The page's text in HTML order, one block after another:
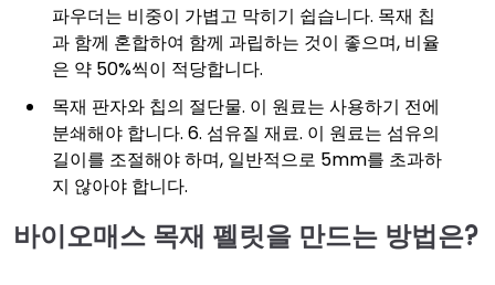
파우더는 비중이 가볍고 막히기 쉽습니다. 목재 칩
과 함께 혼합하여 함께 과립하는 것이 좋으며, 비율
은 약 50%씩이 적당합니다.
목재 판자와 칩의 절단물. 이 원료는 사용하기 전에
분쇄해야 합니다. 6. 섬유질 재료. 이 원료는 섬유의
길이를 조절해야 하며, 일반적으로 5mm를 초과하
지 않아야 합니다.
바이오매스 목재 펠릿을 만드는 방법은?